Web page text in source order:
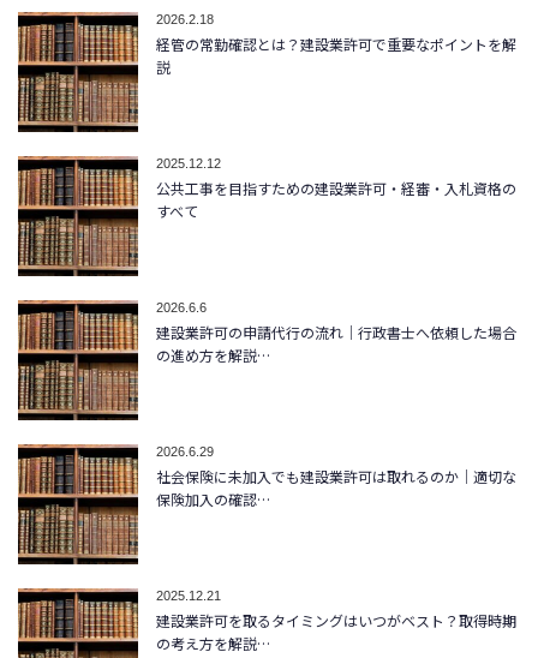
2026.2.18
経管の常勤確認とは？建設業許可で重要なポイントを解
説
2025.12.12
公共工事を目指すための建設業許可・経審・入札資格の
すべて
2026.6.6
建設業許可の申請代行の流れ｜行政書士へ依頼した場合
の進め方を解説…
2026.6.29
社会保険に未加入でも建設業許可は取れるのか｜適切な
保険加入の確認…
2025.12.21
建設業許可を取るタイミングはいつがベスト？取得時期
の考え方を解説…